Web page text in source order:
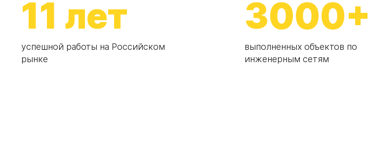
11 лет
успешной работы на Российском
рынке
3000+
выполненных объектов по
инженерным сетям